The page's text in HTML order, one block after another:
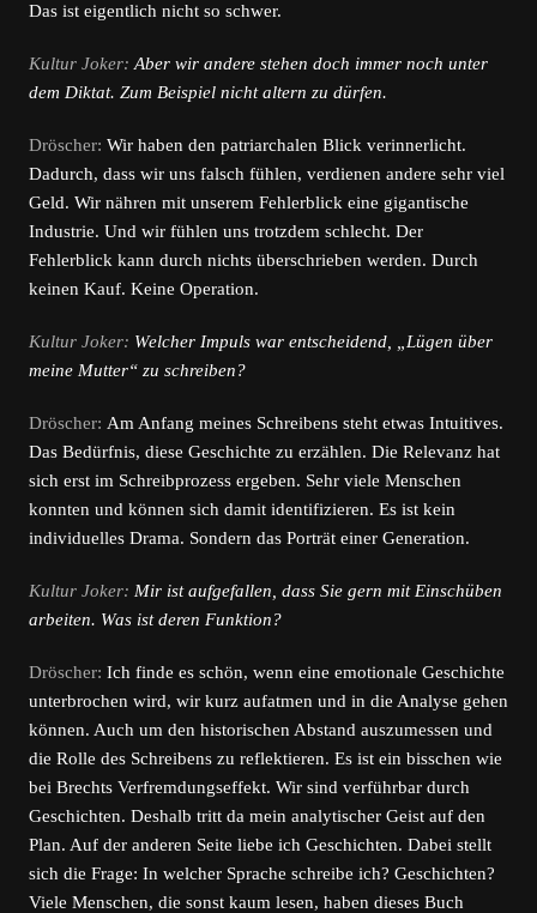
Das ist eigentlich nicht so schwer.
Kultur Joker: Aber wir andere stehen doch immer noch unter
dem Diktat. Zum Beispiel nicht altern zu dürfen.
Dröscher: Wir haben den patriarchalen Blick verinnerlicht.
Dadurch, dass wir uns falsch fühlen, verdienen andere sehr viel
Geld. Wir nähren mit unserem Fehlerblick eine gigantische
Industrie. Und wir fühlen uns trotzdem schlecht. Der
Fehlerblick kann durch nichts überschrieben werden. Durch
keinen Kauf. Keine Operation.
Kultur Joker: Welcher Impuls war entscheidend, „Lügen über
meine Mutter“ zu schreiben?
Dröscher: Am Anfang meines Schreibens steht etwas Intuitives.
Das Bedürfnis, diese Geschichte zu erzählen. Die Relevanz hat
sich erst im Schreibprozess ergeben. Sehr viele Menschen
konnten und können sich damit identifizieren. Es ist kein
individuelles Drama. Sondern das Porträt einer Generation.
Kultur Joker: Mir ist aufgefallen, dass Sie gern mit Einschüben
arbeiten. Was ist deren Funktion?
Dröscher: Ich finde es schön, wenn eine emotionale Geschichte
unterbrochen wird, wir kurz aufatmen und in die Analyse gehen
können. Auch um den historischen Abstand auszumessen und
die Rolle des Schreibens zu reflektieren. Es ist ein bisschen wie
bei Brechts Verfremdungseffekt. Wir sind verführbar durch
Geschichten. Deshalb tritt da mein analytischer Geist auf den
Plan. Auf der anderen Seite liebe ich Geschichten. Dabei stellt
sich die Frage: In welcher Sprache schreibe ich? Geschichten?
Viele Menschen, die sonst kaum lesen, haben dieses Buch